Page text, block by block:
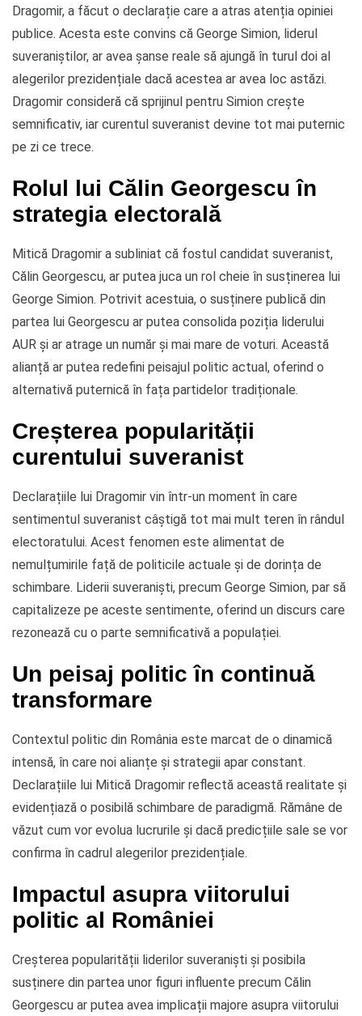
Dragomir, a făcut o declarație care a atras atenția opiniei
publice. Acesta este convins că George Simion, liderul
suveraniștilor, ar avea șanse reale să ajungă în turul doi al
alegerilor prezidențiale dacă acestea ar avea loc astăzi.
Dragomir consideră că sprijinul pentru Simion crește
semnificativ, iar curentul suveranist devine tot mai puternic
pe zi ce trece.
Rolul lui Călin Georgescu în
strategia electorală
Mitică Dragomir a subliniat că fostul candidat suveranist,
Călin Georgescu, ar putea juca un rol cheie în susținerea lui
George Simion. Potrivit acestuia, o susținere publică din
partea lui Georgescu ar putea consolida poziția liderului
AUR și ar atrage un număr și mai mare de voturi. Această
alianță ar putea redefini peisajul politic actual, oferind o
alternativă puternică în fața partidelor tradiționale.
Creșterea popularității
curentului suveranist
Declarațiile lui Dragomir vin într-un moment în care
sentimentul suveranist câștigă tot mai mult teren în rândul
electoratului. Acest fenomen este alimentat de
nemulțumirile față de politicile actuale și de dorința de
schimbare. Liderii suveraniști, precum George Simion, par să
capitalizeze pe aceste sentimente, oferind un discurs care
rezonează cu o parte semnificativă a populației.
Un peisaj politic în continuă
transformare
Contextul politic din România este marcat de o dinamică
intensă, în care noi alianțe și strategii apar constant.
Declarațiile lui Mitică Dragomir reflectă această realitate și
evidențiază o posibilă schimbare de paradigmă. Rămâne de
văzut cum vor evolua lucrurile și dacă predicțiile sale se vor
confirma în cadrul alegerilor prezidențiale.
Impactul asupra viitorului
politic al României
Creșterea popularității liderilor suveraniști și posibila
susținere din partea unor figuri influente precum Călin
Georgescu ar putea avea implicații majore asupra viitorului